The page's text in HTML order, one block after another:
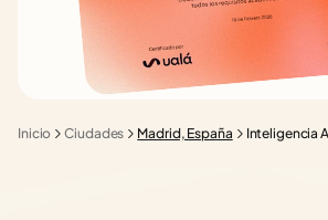
Inicio Ciudades Madrid, España Inteligencia